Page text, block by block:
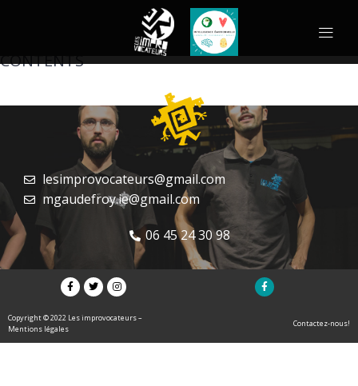
CONTENTS
lesimprovocateurs@gmail.com
mgaudefroy.ie@gmail.com
06 45 24 30 98
Copyright © 2022 Les improvocateurs –
Mentions légales
Contactez-nous!